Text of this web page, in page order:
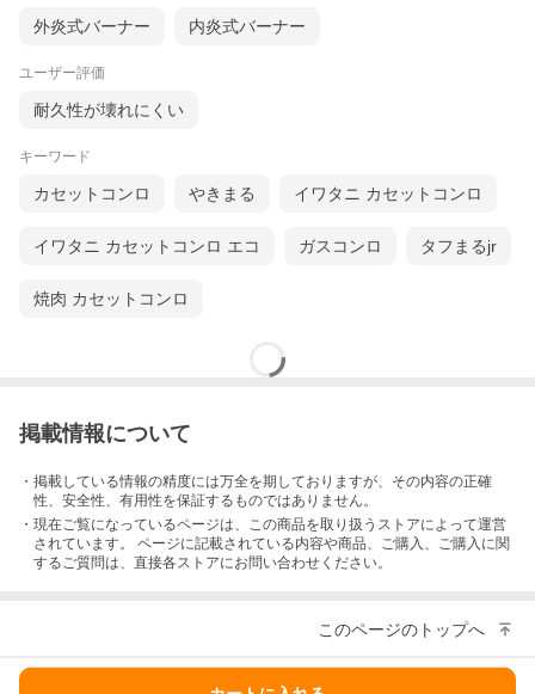
外炎式バーナー 内炎式バーナー
ユーザー評価
耐久性が壊れにくい
キーワード
カセットコンロ やきまる イワタニ カセットコンロ
イワタニ カセットコンロ エコ ガスコンロ タフまるjr
焼肉 カセットコンロ
掲載情報について
・掲載している情報の精度には万全を期しておりますが、その内容の正確
性、安全性、有用性を保証するものではありません。
・現在ご覧になっているページは、この商品を取り扱うストアによって運営
されています。 ページに記載されている内容や商品、ご購入 、ご購入に関
するご質問は、直接各ストアにお問い合わせください。
このページのトップへ